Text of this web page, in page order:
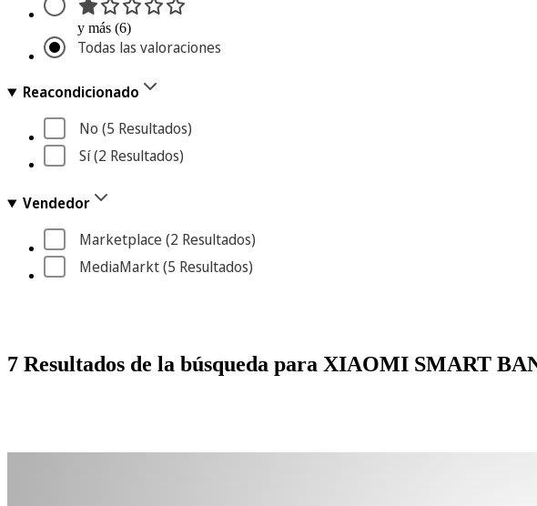
y más (6)
Todas las valoraciones
Reacondicionado
No (5 Resultados)
Sí (2 Resultados)
Vendedor
Marketplace (2 Resultados)
MediaMarkt (5 Resultados)
7 Resultados de la búsqueda para XIAOMI SMART